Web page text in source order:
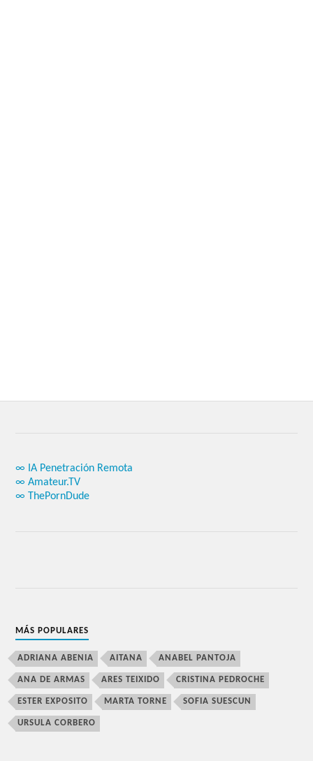
∞ IA Penetración Remota
∞ Amateur.TV
∞ ThePornDude
MÁS POPULARES
ADRIANA ABENIA AITANA ANABEL PANTOJA
ANA DE ARMAS ARES TEIXIDO CRISTINA PEDROCHE
ESTER EXPOSITO MARTA TORNE SOFIA SUESCUN
URSULA CORBERO